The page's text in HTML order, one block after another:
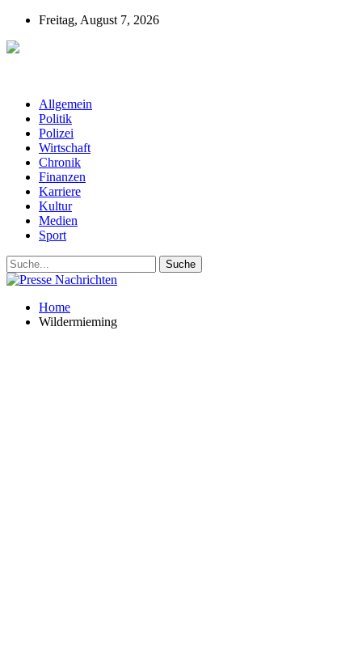
Freitag, August 7, 2026
Allgemein
Politik
Polizei
Wirtschaft
Chronik
Finanzen
Karriere
Kultur
Medien
Sport
Home
Wildermieming